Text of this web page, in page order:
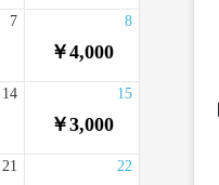
7
￥4,000
8
14
￥3,000
15
21 22